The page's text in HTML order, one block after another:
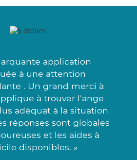
application
à une attention
. Un grand merci à
à trouver l'ange
adéquat à la situation
réponses sont globales
et les aides à
disponibles. »